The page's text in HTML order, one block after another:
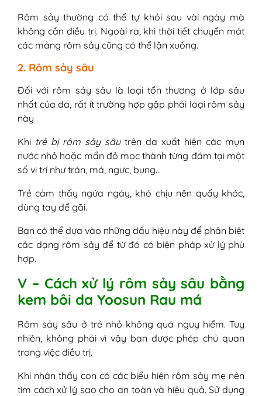
Rôm sảy thường có thể tự khỏi sau vài ngày mà
không cần điều trị. Ngoài ra, khi thời tiết chuyển mát
các mảng rôm sảy cũng có thể lặn xuống.
2. Rôm sảy sâu
Đối với rôm sảy sâu là loại tổn thương ở lớp sâu
nhất của da, rất ít trường hợp gặp phải loại rôm sảy
này
Khi trẻ bị rôm sảy sâutrên da xuất hiện các mụn
nước nhỏ hoặc mẩn đỏ mọc thành từng đám tại một
số vị trí như trán, má, ngực, bụng…
Trẻ cảm thấy ngứa ngáy, khó chịu nên quấy khóc,
dùng tay để gãi.
Bạn có thể dựa vào những dấu hiệu này để phân biệt
các dạng rôm sảy để từ đó có biện pháp xử lý phù
hợp.
V – Cách xử lý rôm sảy sâu bằng
kem bôi da Yoosun Rau má
Rôm sảy sâu ở trẻ nhỏ không quá nguy hiểm. Tuy
nhiên, không phải vì vậy bạn được phép chủ quan
trong việc điều trị.
Khi nhận thấy con có các biểu hiện rôm sảy mẹ nên
tìm cách xử lý sao cho an toàn và hiệu quả. Sử dụng